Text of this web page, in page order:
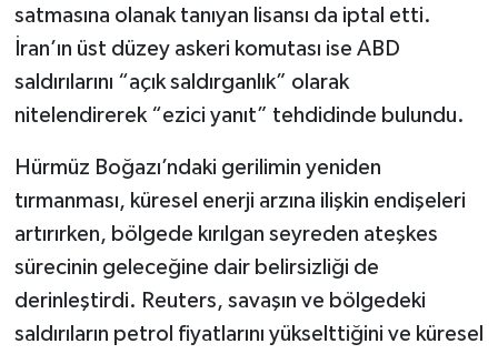
satmasına olanak tanıyan lisansı da iptal etti.
İran’ın üst düzey askeri komutası ise ABD
saldırılarını “açık saldırganlık” olarak
nitelendirerek “ezici yanıt” tehdidinde bulundu.
Hürmüz Boğazı’ndaki gerilimin yeniden
tırmanması, küresel enerji arzına ilişkin endişeleri
artırırken, bölgede kırılgan seyreden ateşkes
sürecinin geleceğine dair belirsizliği de
derinleştirdi. Reuters, savaşın ve bölgedeki
saldırıların petrol fiyatlarını yükselttiğini ve küresel